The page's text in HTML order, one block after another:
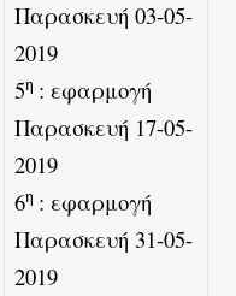
Παρασκευή 03-05-
2019
5η : εφαρμογή
Παρασκευή 17-05-
2019
6η : εφαρμογή
Παρασκευή 31-05-
2019